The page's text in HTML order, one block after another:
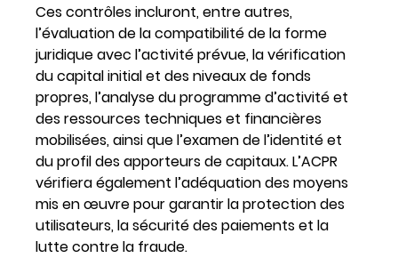
Ces contrôles incluront, entre autres,
l’évaluation de la compatibilité de la forme
juridique avec l’activité prévue, la vérification
du capital initial et des niveaux de fonds
propres, l’analyse du programme d’activité et
des ressources techniques et financières
mobilisées, ainsi que l’examen de l’identité et
du profil des apporteurs de capitaux. L’ACPR
vérifiera également l’adéquation des moyens
mis en œuvre pour garantir la protection des
utilisateurs, la sécurité des paiements et la
lutte contre la fraude.